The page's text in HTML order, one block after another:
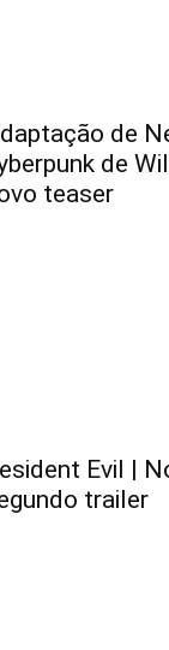
de
de
teaser
Evil |
trailer